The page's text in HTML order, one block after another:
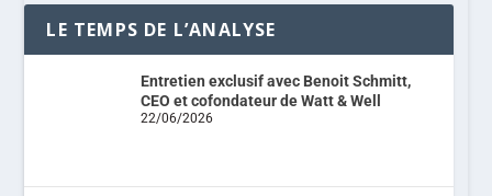
LE TEMPS DE L’ANALYSE
Entretien exclusif avec Benoit Schmitt,
CEO et cofondateur de Watt & Well
22/06/2026